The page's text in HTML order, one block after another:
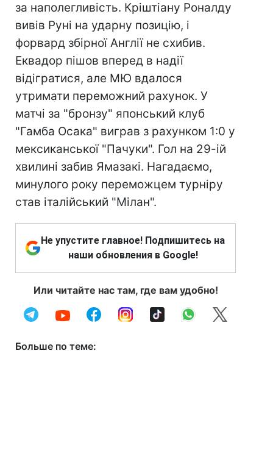
за наполегливість. Кріштіану Роналду
вивів Руні на ударну позицію, і
форвард збірної Англії не схибив.
Еквадор пішов вперед в надії
відігратися, але МЮ вдалося
утримати переможний рахунок. У
матчі за "бронзу" японський клуб
"Гамба Осака" виграв з рахунком 1:0 у
мексиканської "Пачуки". Гол на 29-ій
хвилині забив Ямазакі. Нагадаємо,
минулого року переможцем турніру
став італійський "Мілан".
Не упустите главное! Подпишитесь на
наши обновления в Google!
Или читайте нас там, где вам удобно!
Больше по теме: